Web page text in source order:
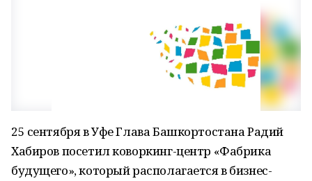
25 сентября в Уфе Глава Башкортостана Радий
Хабиров посетил коворкинг-центр «Фабрика
будущего», который располагается в бизнес-